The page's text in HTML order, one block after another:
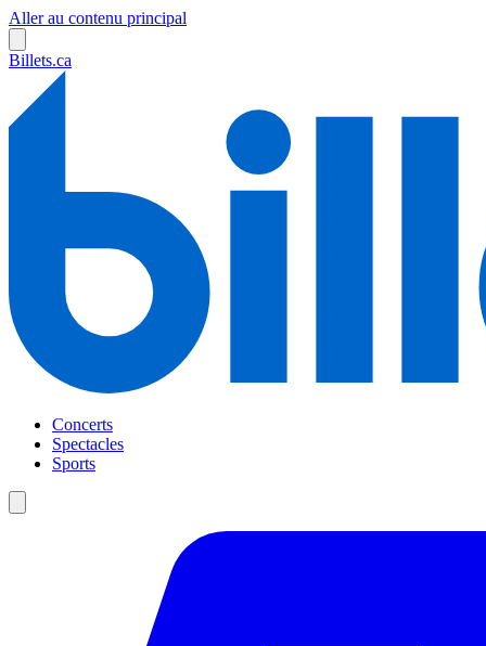
Aller au contenu principal
Billets.ca
Concerts
Spectacles
Sports